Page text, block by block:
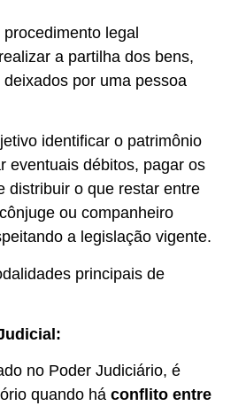
procedimento legal
a partilha dos bens,
por uma pessoa
identificar o patrimônio
eventuais débitos, pagar os
distribuir o que restar entre
ou companheiro
a legislação vigente.
principais de
no Poder Judiciário, é
quando há conflito entre